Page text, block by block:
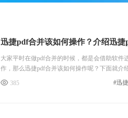
迅捷pdf合并该如何操作？介绍迅
大家平时在做pdf合并的时候，都是会借助软件
作，那么迅捷pdf合并该如何操作呢？下面就介
385 #迅